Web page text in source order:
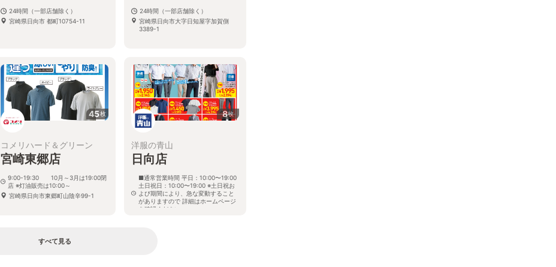
24時間（一部店舗除く）
宮崎県日向市 都町10754-11
24時間（一部店舗除く）
宮崎県日向市大字日知屋字加賀側
3389-1
45枚
コメリハード＆グリーン
宮崎東郷店
9:00-19:30 10月～3月は19:00閉
店 ※灯油販売は10:00～
宮崎県日向市東郷町山陰辛99-1
8枚
洋服の青山
日向店
■通常営業時間 平日：10:00〜19:00
土日祝日：10:00〜19:00 ※土日祝お
よび期間により、急な変動すること
がありますので 詳細はホームページ
を確認ください
すべて見る